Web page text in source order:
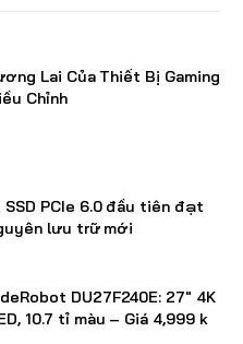
Lai Của Thiết Bị Gaming
Chỉnh
PCIe 6.0 đầu tiên đạt
lưu trữ mới
DU27F240E: 27" 4K
10.7 tỉ màu – Giá 4,999 k